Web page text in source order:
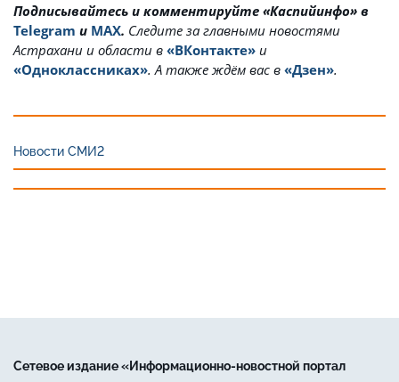
Подписывайтесь и комментируйте «Каспийинфо» в
Telegram и MAX. Cледите за главными новостями
Астрахани и области в «ВКонтакте» и
«Одноклассниках». А также ждём вас в «Дзен».
Новости СМИ2
Сетевое издание «Информационно-новостной портал